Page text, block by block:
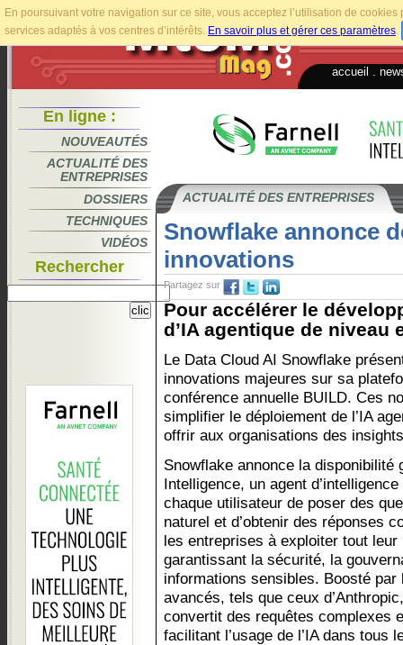
En poursuivant votre navigation sur ce site, vous acceptez l’utilisation de
services adaptés à vos centres d’intérêts. En savoir plus et gérer ces paramètres.
accueil
En ligne :
NOUVEAUTÉS
ACTUALITÉ DES
ENTREPRISES
DOSSIERS
TECHNIQUES
VIDÉOS
Rechercher
ACTUALITÉ DES ENTREPRISES
Snowflake annonce
innovations
Partagez sur
Pour accélérer le
d’IA agentique de niveau
Le Data Cloud AI Snowflake
innovations majeures sur sa
conférence annuelle BUILD. Ces
simplifier le déploiement de l’IA
offrir aux organisations des
Snowflake annonce la disponibilité
Intelligence, un agent
chaque utilisateur de poser des
naturel et d’obtenir des réponses
les entreprises à exploiter tout
garantissant la sécurité, la
informations sensibles. Boosté par
avancés, tels que ceux
convertit des requêtes complexes
facilitant l’usage de l’IA dans tous